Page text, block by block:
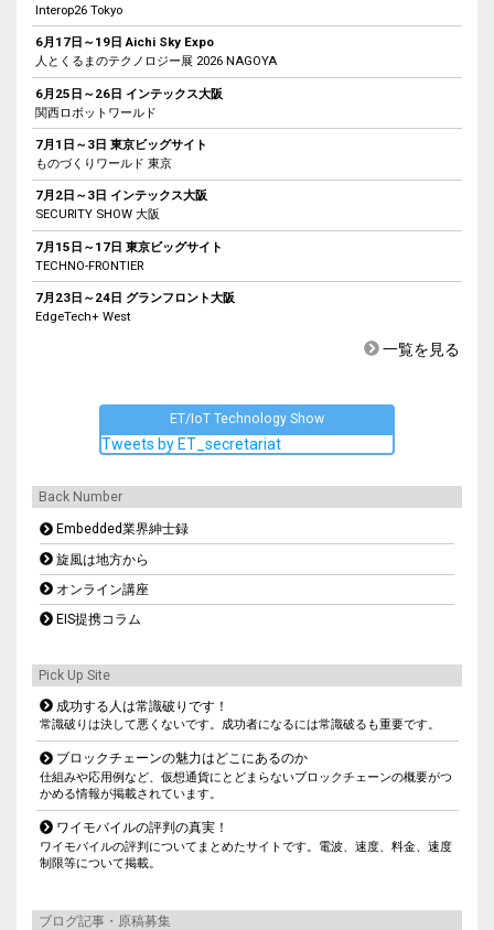
Interop26 Tokyo
6月17日～19日 Aichi Sky Expo
人とくるまのテクノロジー展 2026 NAGOYA
6月25日～26日 インテックス大阪
関西ロボットワールド
7月1日～3日 東京ビッグサイト
ものづくりワールド 東京
7月2日～3日 インテックス大阪
SECURITY SHOW 大阪
7月15日～17日 東京ビッグサイト
TECHNO-FRONTIER
7月23日～24日 グランフロント大阪
EdgeTech+ West
一覧を見る
ET/IoT Technology Show
Tweets by ET_secretariat
Back Number
Embedded業界紳士録
旋風は地方から
オンライン講座
EIS提携コラム
Pick Up Site
成功する人は常識破りです！
常識破りは決して悪くないです。成功者になるには常識破るも重要です。
ブロックチェーンの魅力はどこにあるのか
仕組みや応用例など、仮想通貨にとどまらないブロックチェーンの概要がつ
かめる情報が掲載されています。
ワイモバイルの評判の真実！
ワイモバイルの評判についてまとめたサイトです。電波、速度、料金、速度
制限等について掲載。
ブログ記事・原稿募集